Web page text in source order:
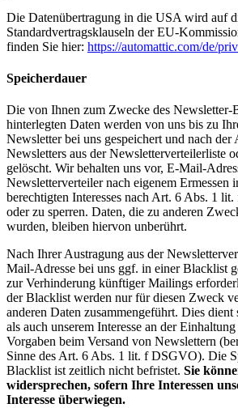
Die Datenübertragung in die USA wird auf
Standardvertragsklauseln der EU-
finden Sie hier: https://automattic.com/de/
Speicherdauer
Die von Ihnen zum Zwecke des Newsletter-
hinterlegten Daten werden von uns bis zu
Newsletter bei uns gespeichert und nach der
Newsletters aus der Newsletterverteilerliste
gelöscht. Wir behalten uns vor, E-Mail-
Newsletterverteiler nach eigenem Ermessen
berechtigten Interesses nach Art. 6 Abs. 1
oder zu sperren. Daten, die zu anderen
wurden, bleiben hiervon unberührt.
Nach Ihrer Austragung aus der
Mail-Adresse bei uns ggf. in einer Blacklist
zur Verhinderung künftiger Mailings
der Blacklist werden nur für diesen Zweck
anderen Daten zusammengeführt. Dies
als auch unserem Interesse an der
Vorgaben beim Versand von Newslettern
Sinne des Art. 6 Abs. 1 lit. f DSGVO). Die
Blacklist ist zeitlich nicht befristet. Sie
widersprechen, sofern Ihre Interessen
Interesse überwiegen.